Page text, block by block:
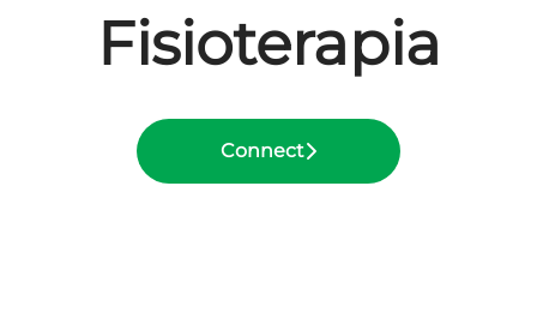
Fisioterapia
Connect